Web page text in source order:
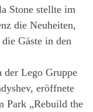
Stone stellte im
die Neuheiten,
Gäste in den
der Lego Gruppe
eröffnete
Park „Rebuild the